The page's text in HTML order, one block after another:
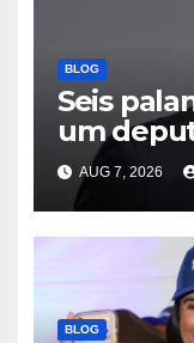
BLOG
Seis
um
professor
Conheça
disputam
AUG 7, 2026
BLOG